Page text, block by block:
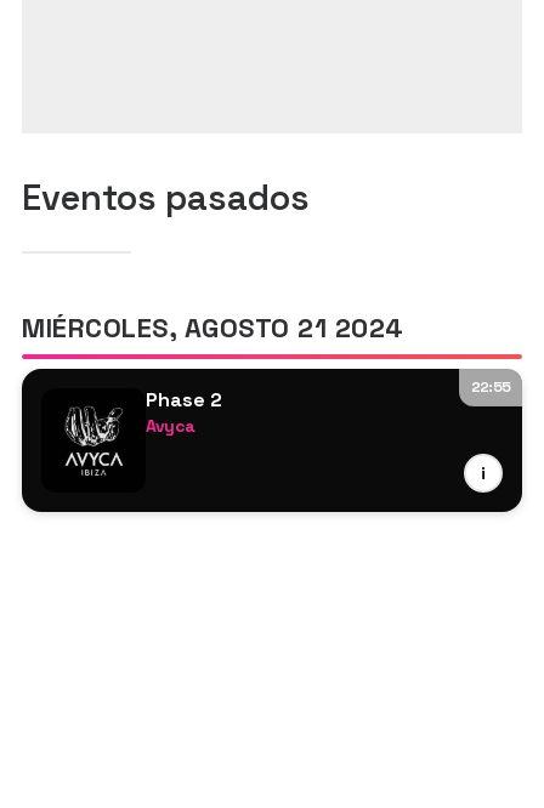
Eventos pasados
MIÉRCOLES, AGOSTO 21 2024
22:55
Phase 2
Avyca
i
Mcrt